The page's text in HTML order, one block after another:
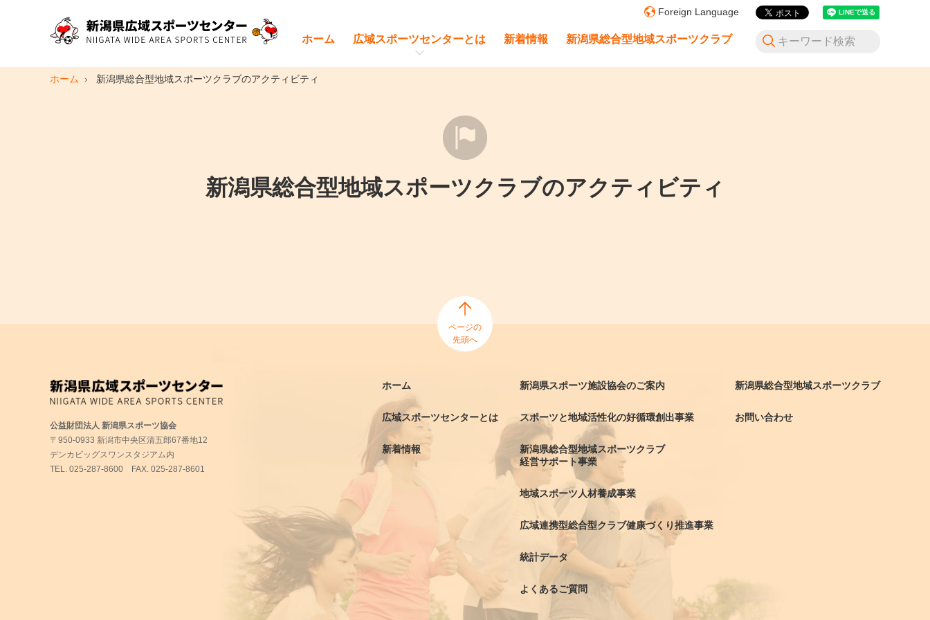
Foreign Language
ホーム 広域スポーツセンターとは 新着情報 新潟県総合型地域スポーツクラブ
ホーム 新潟県総合型地域スポーツクラブのアクティビティ
新潟県総合型地域スポーツクラブのアクティビティ
ページの
先頭へ
ホーム
広域スポーツセンターとは
新着情報
新潟県スポーツ施設協会のご案内
スポーツと地域活性化の好循環創出事業
新潟県総合型地域スポーツクラブ
経営サポート事業
地域スポーツ人材養成事業
広域連携型総合型クラブ健康づくり推進事業
統計データ
よくあるご質問
新潟県総合型地域スポーツクラブ
お問い合わせ
公益財団法人 新潟県スポーツ協会
〒950-0933 新潟市中央区清五郎67番地12
デンカビッグスワンスタジアム内
TEL. 025-287-8600 FAX. 025-287-8601